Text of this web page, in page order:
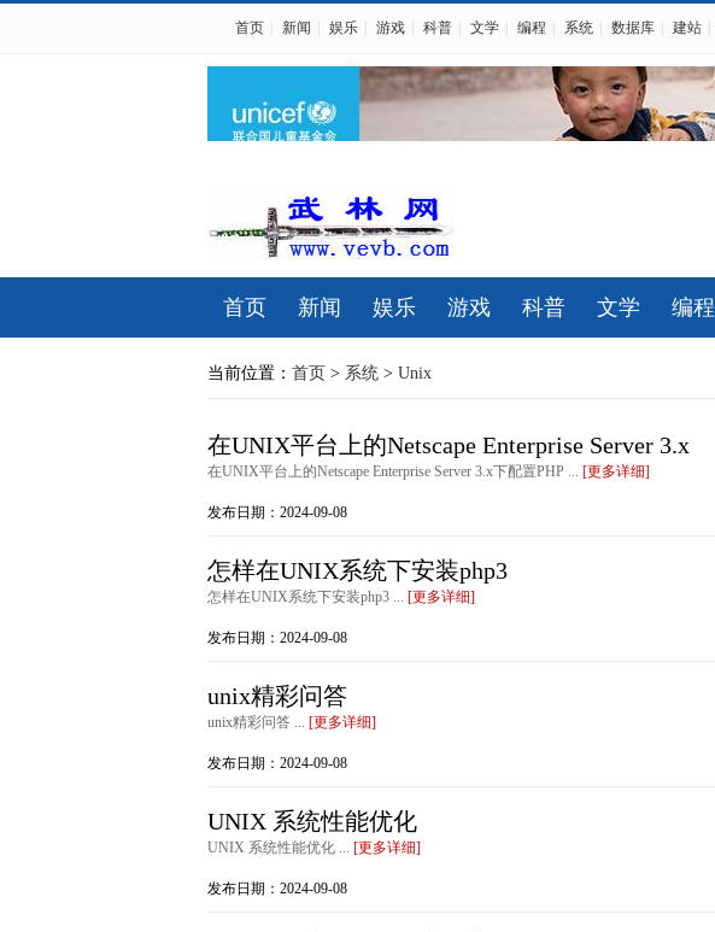
首页 新闻 娱乐 游戏 科普 文学 编程 系统 数据库 建站
首页 新闻 娱乐 游戏 科普 文学 编程
当前位置： 首页 > 系统 > Unix
在UNIX平台上的Netscape Enterprise Server 3.x
在UNIX平台上的Netscape Enterprise Server 3.x下配置PHP ... [更多详细]
发布日期：2024-09-08
怎样在UNIX系统下安装php3
怎样在UNIX系统下安装php3 ... [更多详细]
发布日期：2024-09-08
unix精彩问答
unix精彩问答 ... [更多详细]
发布日期：2024-09-08
UNIX 系统性能优化
UNIX 系统性能优化 ... [更多详细]
发布日期：2024-09-08